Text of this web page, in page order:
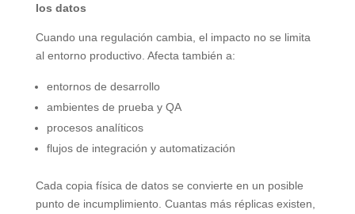
los datos
Cuando una regulación cambia, el impacto no se limita
al entorno productivo. Afecta también a:
entornos de desarrollo
ambientes de prueba y QA
procesos analíticos
flujos de integración y automatización
Cada copia física de datos se convierte en un posible
punto de incumplimiento. Cuantas más réplicas existen,